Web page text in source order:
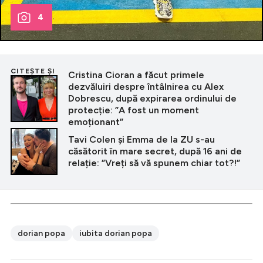
4
CITEȘTE ȘI
Cristina Cioran a făcut primele
dezvăluiri despre întâlnirea cu Alex
Dobrescu, după expirarea ordinului de
protecție: ”A fost un moment
emoționant”
Tavi Colen și Emma de la ZU s-au
căsătorit în mare secret, după 16 ani de
relație: ”Vreți să vă spunem chiar tot?!”
dorian popa iubita dorian popa